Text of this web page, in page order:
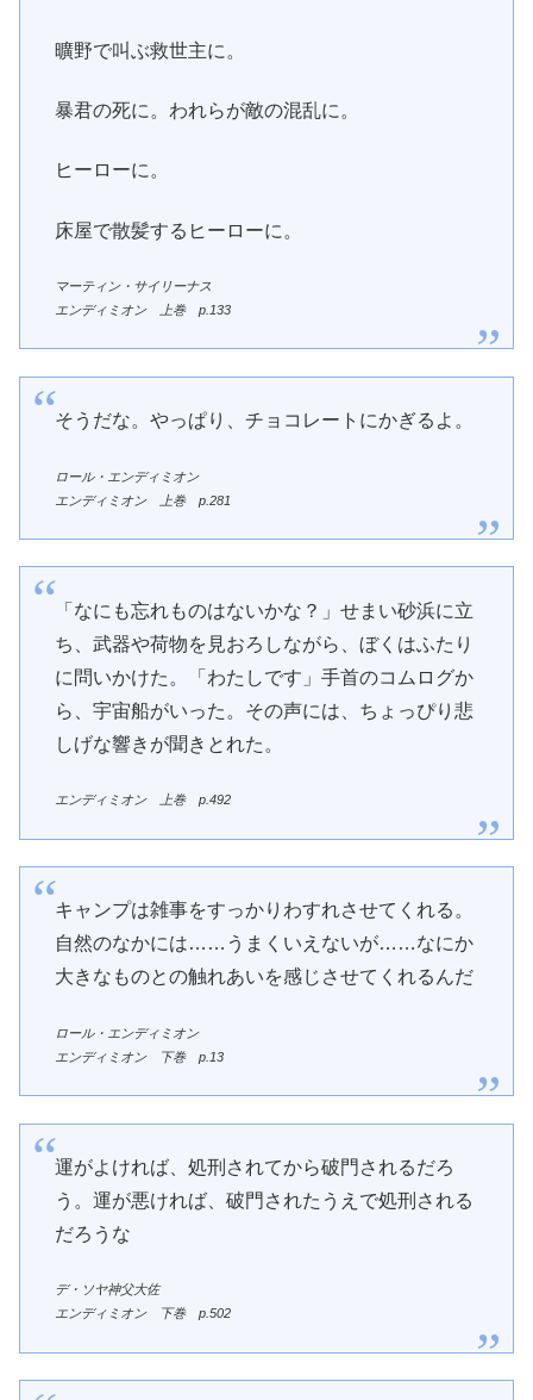
曠野で叫ぶ救世主に。
暴君の死に。われらが敵の混乱に。
ヒーローに。
床屋で散髪するヒーローに。
マーティン・サイリーナス
エンディミオン 上巻 p.133
そうだな。やっぱり、チョコレートにかぎるよ。
ロール・エンディミオン
エンディミオン 上巻 p.281
「なにも忘れものはないかな？」せまい砂浜に立
ち、武器や荷物を見おろしながら、ぼくはふたり
に問いかけた。「わたしです」手首のコムログか
ら、宇宙船がいった。その声には、ちょっぴり悲
しげな響きが聞きとれた。
エンディミオン 上巻 p.492
キャンプは雑事をすっかりわすれさせてくれる。
自然のなかには……うまくいえないが……なにか
大きなものとの触れあいを感じさせてくれるんだ
ロール・エンディミオン
エンディミオン 下巻 p.13
運がよければ、処刑されてから破門されるだろ
う。運が悪ければ、破門されたうえで処刑される
だろうな
デ・ソヤ神父大佐
エンディミオン 下巻 p.502